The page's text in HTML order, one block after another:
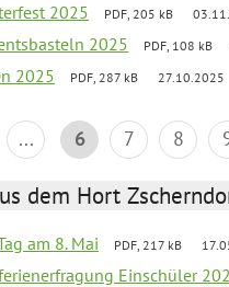
2025 PDF, 205 kB
2025 PDF, 108 kB
2025 PDF, 287 kB 27.10.2025
... 6 7 8
dem Hort
am 8. Mai PDF, 217 kB
Einschüler